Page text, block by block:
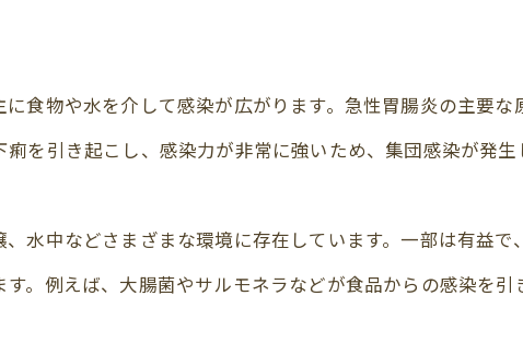
食物や水を介して感染が広がります。急性胃腸炎の主要な
を引き起こし、感染力が非常に強いため、集団感染が発生
水中などさまざまな環境に存在しています。一部は有益で
。例えば、大腸菌やサルモネラなどが食品からの感染を引